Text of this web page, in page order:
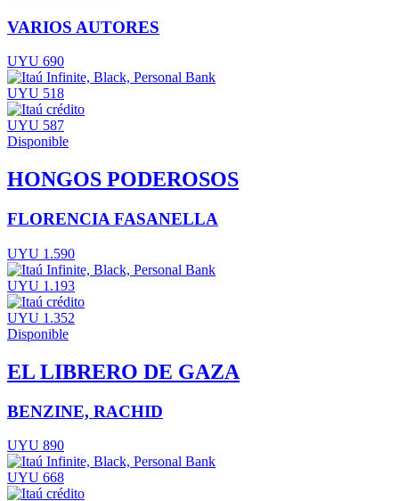
VARIOS AUTORES
UYU 690
UYU 518
UYU 587
Disponible
HONGOS PODEROSOS
FLORENCIA FASANELLA
UYU 1.590
UYU 1.193
UYU 1.352
Disponible
EL LIBRERO DE GAZA
BENZINE, RACHID
UYU 890
UYU 668